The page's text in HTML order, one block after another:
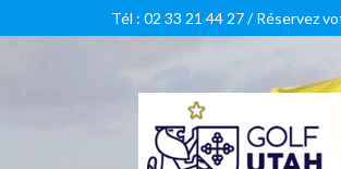
Tél : 02 33 21 44 27 /Réservez